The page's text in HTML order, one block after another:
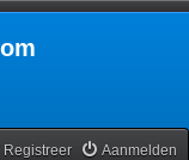
Aanmelden
Registreer